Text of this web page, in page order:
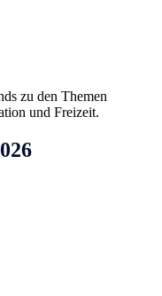
zu den Themen
und Freizeit.